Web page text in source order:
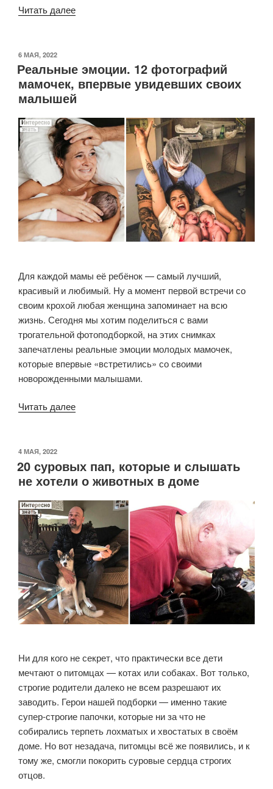
Читать далее«Мальчика-«одуванчика»
стильного
парнишку»
ОПУБЛИКОВАНО
6 МАЯ, 2022
Реальные эмоции. 12 фотографий
мамочек, впервые увидевших своих
малышей
Для каждой мамы её ребёнок — самый лучший,
красивый и любимый. Ну а момент первой встречи со
своим крохой любая женщина запоминает на всю
жизнь. Сегодня мы хотим поделиться с вами
трогательной фотоподборкой, на этих снимках
запечатлены реальные эмоции молодых мамочек,
которые впервые «встретились» со своими
новорожденными малышами.
Читать далее«Реальные
мамочек,
впервые
своих
малышей»
ОПУБЛИКОВАНО
4 МАЯ, 2022
20 суровых пап, которые и слышать
не хотели о животных в доме
Ни для кого не секрет, что практически все дети
мечтают о питомцах — котах или собаках. Вот только,
строгие родители далеко не всем разрешают их
заводить. Герои нашей подборки — именно такие
супер-строгие папочки, которые ни за что не
собирались терпеть лохматых и хвостатых в своём
доме. Но вот незадача, питомцы всё же появились, и к
тому же, смогли покорить суровые сердца строгих
отцов.